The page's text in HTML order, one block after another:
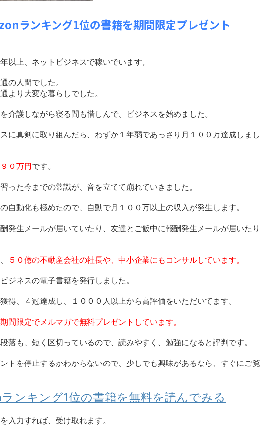
ランキング1位の書籍を期間限定プレゼント
以上、ネットビジネスで稼いでいます。
の人間でした。
より大変な暮らしでした。
介護しながら寝る間も惜しんで、ビジネスを始めました。
に真剣に取り組んだら、わずか１年弱であっさり月１００万達成しまし
０万円です。
った今までの常識が、音を立てて崩れていきました。
自動化も極めたので、自動で月１００万以上の収入が発生します。
発生メールが届いていたり、友達とご飯中に報酬発生メールが届いたり
５０億の不動産会社の社長や、中小企業にもコンサルしています。
ジネスの電子書籍を発行しました。
得、４冠達成し、１０００人以上から高評価をいただいてます。
間限定でメルマガで無料プレゼントしています。
落も、短く区切っているので、読みやすく、勉強になると評判です。
トを停止するかわからないので、少しでも興味があるなら、すぐにご覧
ンキング1位の書籍を無料を読んでみる
入力すれば、受け取れます。